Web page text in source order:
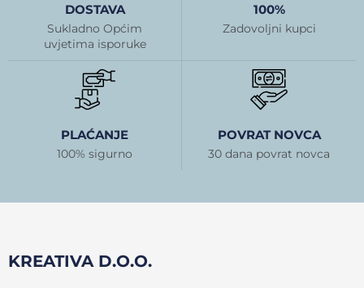
DOSTAVA
Sukladno Općim
uvjetima isporuke
100%
Zadovoljni kupci
PLAĆANJE
100% sigurno
POVRAT NOVCA
30 dana povrat novca
KREATIVA D.O.O.